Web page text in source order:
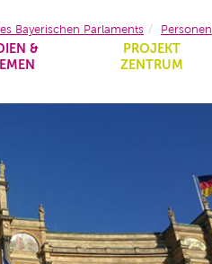
&
PROJEKT
ZENTRUM
Bayerischen Parlaments Personen